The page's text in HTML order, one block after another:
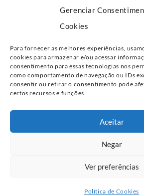
Gerenciar
Cookies
Para fornecer as melhores experiências,
cookies para armazenar e/ou acessar
consentimento para essas tecnologias nos
como comportamento de navegação ou IDs
consentir ou retirar o consentimento pode
certos recursos e funções.
Aceitar
Negar
Ver preferências
Política de Cookies
Política de Privacidade
TODOS OS DIREITOS
PRODUZIDO POR